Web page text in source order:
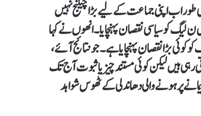
اب اپنی جماعت کے لیے بڑا چیلنج نہیں
لیگ کو سیاسی نقصان پہنچایا۔ انھوں نے کہا
انتخابات میں ن لیگ کو کوئی بڑا نقصان پہنچایا ہے۔ جو نتائج آئے،
رہی ہیں لیکن کوئی مستند چیز یا ثبوت آج تک
کہ 2018 کے الیکشن میں بڑے پیمانے پر ہونے والی دھاندلی کے ٹھوس شواہد